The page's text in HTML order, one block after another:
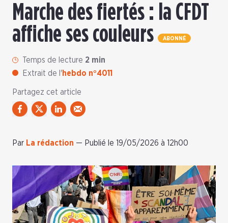
Marche des fiertés : la CFDT
affiche ses couleurs
ABONNÉ
Temps de lecture 2 min
Extrait de l'hebdo n°4011
Partagez cet article
Par La rédaction — Publié le 19/05/2026 à 12h00